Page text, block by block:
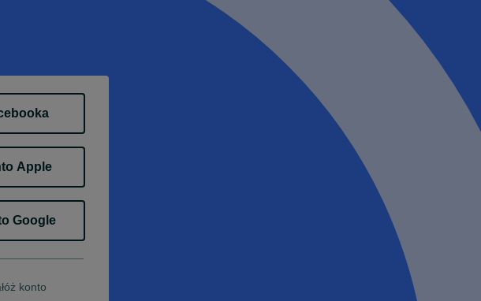
Apple
Google
konto